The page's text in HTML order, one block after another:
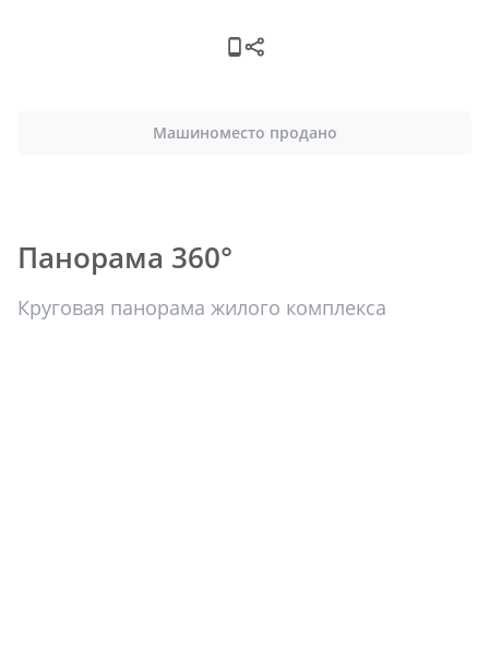
Машиноместо продано
Панорама 360°
Круговая панорама жилого комплекса